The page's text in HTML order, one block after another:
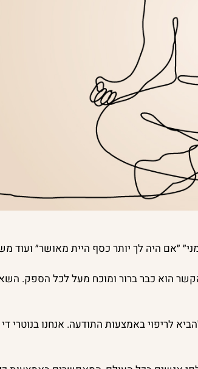
״אם היה לך יותר כסף היית מאושר״ ועוד
הוא כבר ברור ומוכח מעל לכל הספק.
לריפוי באמצעות התודעה. אנחנו